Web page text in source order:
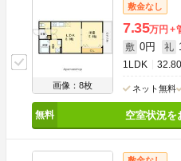
画像：8枚
敷金なし
7.35万円
敷 0円 礼
1LDK
ネット無料
空室状況を